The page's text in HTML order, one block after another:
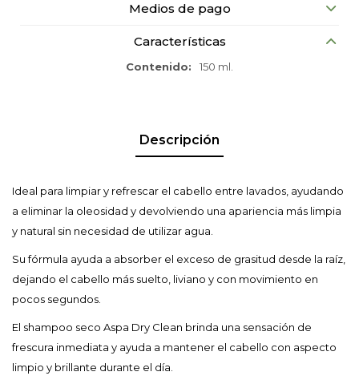
Medios de pago
Características
Contenido 150 ml.
Descripción
Ideal para limpiar y refrescar el cabello entre lavados, ayudando
a eliminar la oleosidad y devolviendo una apariencia más limpia
y natural sin necesidad de utilizar agua.
Su fórmula ayuda a absorber el exceso de grasitud desde la raíz,
dejando el cabello más suelto, liviano y con movimiento en
pocos segundos.
El shampoo seco Aspa Dry Clean brinda una sensación de
frescura inmediata y ayuda a mantener el cabello con aspecto
limpio y brillante durante el día.